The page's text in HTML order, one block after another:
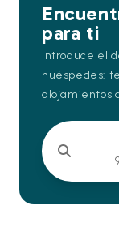
para ti
Introduce el
huéspedes:
alojamientos